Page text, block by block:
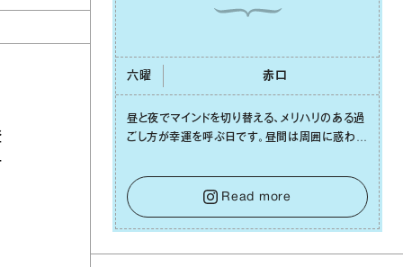
六曜 ⾚⼝
昼と夜でマインドを切り替える、メリハリのある過
ごし⽅が幸運を呼ぶ⽇です。昼間は周囲に惑わさ
をキープして。そして夜は、疲れや寂しさから⽢
い⾔葉に流されないよう、⼼にしっかりブレーキ
をかけること。この意識の切り替えが、あなたに
確かな安⼼感をもたらすはずです。
Read more